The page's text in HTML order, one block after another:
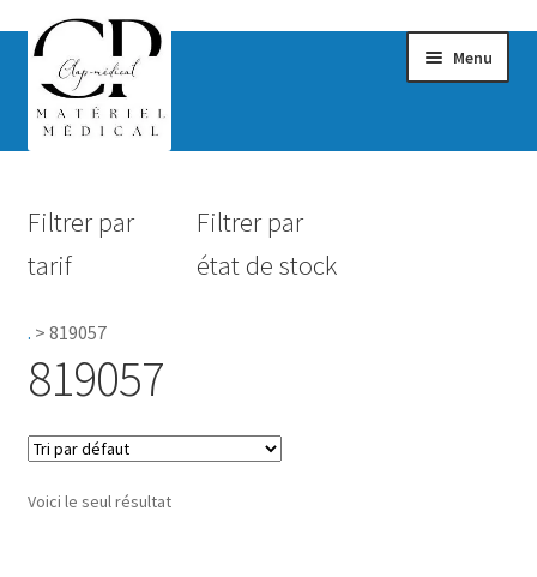
Menu
Hygiène
Accessoires Salle de bain
Filtrer par
tarif
Filtrer par
état de stock
. > 819057
819057
Voici le seul résultat